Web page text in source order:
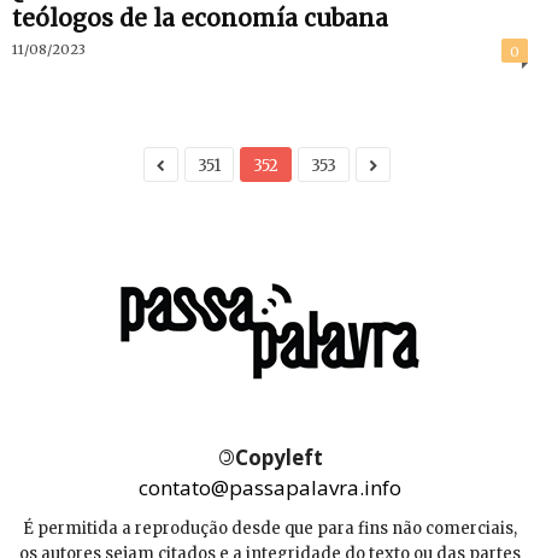
teólogos de la economía cubana
11/08/2023 0
351 352 353
©Copyleft
contato@passapalavra.info
É permitida a reprodução desde que para fins não comerciais,